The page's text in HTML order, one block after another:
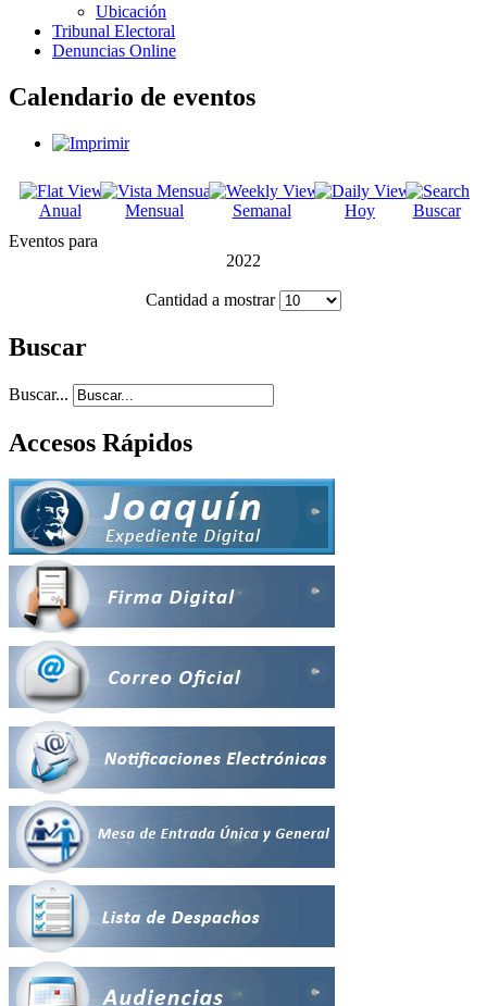
Ubicación
Tribunal Electoral
Denuncias Online
Calendario de eventos
Anual Mensual Semanal Hoy
Buscar
Eventos para
2022
Cantidad a mostrar
Buscar
Buscar...
Accesos Rápidos